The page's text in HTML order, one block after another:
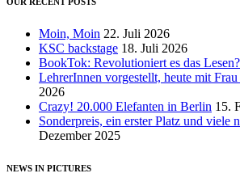
Moin, Moin 22. Juli 2026
KSC backstage 18. Juli 2026
BookTok: Revolutioniert es das Lesen?
LehrerInnen vorgestellt, heute mit
2026
Crazy! 20.000 Elefanten in Berlin 15.
Sonderpreis, ein erster Platz und viele
Dezember 2025
NEWS IN PICTURES